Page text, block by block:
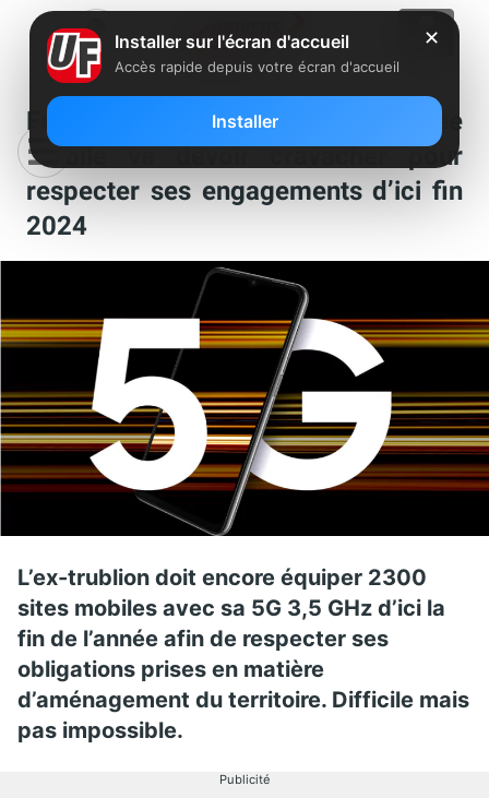
En retard sur la 5G 3,5 GHz, Free
Mobile va devoir cravacher pour
respecter ses engagements d’ici fin
2024
L’ex-trublion doit encore équiper 2300
sites mobiles avec sa 5G 3,5 GHz d’ici la
fin de l’année afin de respecter ses
obligations prises en matière
d’aménagement du territoire. Difficile mais
pas impossible.
Publicité
✕
Installer sur l'écran d'accueil
Accès rapide depuis votre écran d'accueil
Installer